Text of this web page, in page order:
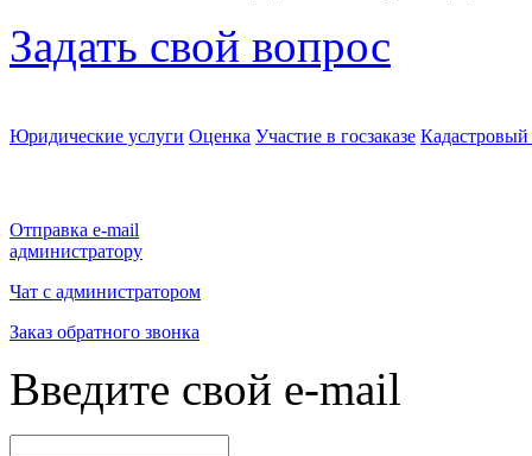
Задать свой вопрос
Юридические услуги Оценка Участие в госзаказе Кадастровый
Отправка e-mail
администратору
Чат с администратором
Заказ обратного звонка
Введите свой e-mail